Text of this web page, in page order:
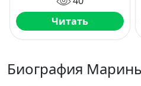
Читать
Биография